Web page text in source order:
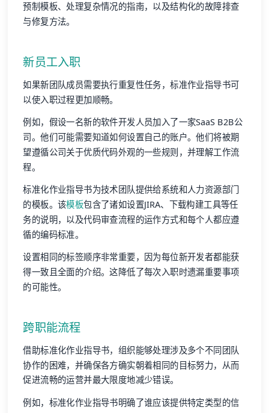
预制模板、处理复杂情况的指南，以及结构化的故障排查
与修复方法。
新员工入职
如果新团队成员需要执行重复性任务，标准作业指导书可
以使入职过程更加顺畅。
例如，假设一名新的软件开发人员加入了一家SaaS B2B公
司。他们可能需要知道如何设置自己的账户。他们将被期
望遵循公司关于优质代码外观的一些规则，并理解工作流
程。
标准化作业指导书为技术团队提供给系统和人力资源部门
的模板。该模板包含了诸如设置JIRA、下载构建工具等任
务的说明，以及代码审查流程的运作方式和每个人都应遵
循的编码标准。
设置相同的标签顺序非常重要，因为每位新开发者都能获
得一致且全面的介绍。这降低了每次入职时遗漏重要事项
的可能性。
跨职能流程
借助标准化作业指导书，组织能够处理涉及多个不同团队
协作的困难，并确保各方确实朝着相同的目标努力，从而
促进流畅的运营并最大限度地减少错误。
例如，标准化作业指导书明确了谁应该提供特定类型的信